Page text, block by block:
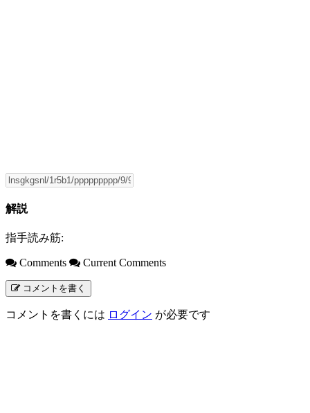
解説
指手読み筋:
Comments Current Comments
コメントを書く
コメントを書くには ログイン が必要です